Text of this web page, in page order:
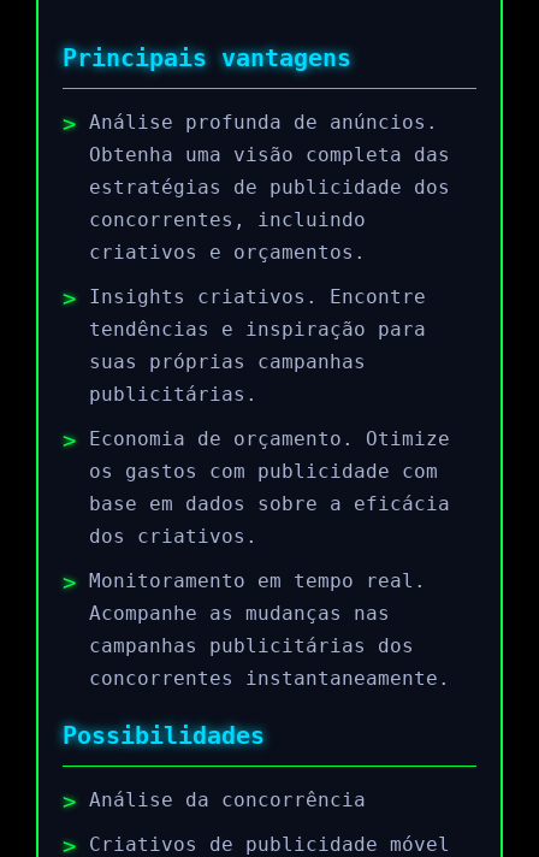
Principais vantagens
Análise profunda de anúncios.
Obtenha uma visão completa das
estratégias de publicidade dos
concorrentes, incluindo
criativos e orçamentos.
Insights criativos. Encontre
tendências e inspiração para
suas próprias campanhas
publicitárias.
Economia de orçamento. Otimize
os gastos com publicidade com
base em dados sobre a eficácia
dos criativos.
Monitoramento em tempo real.
Acompanhe as mudanças nas
campanhas publicitárias dos
concorrentes instantaneamente.
Possibilidades
Análise da concorrência
Criativos de publicidade móvel